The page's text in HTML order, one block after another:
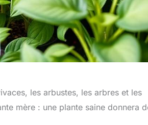
les arbustes, les arbres et les
mère : une plante saine donnera